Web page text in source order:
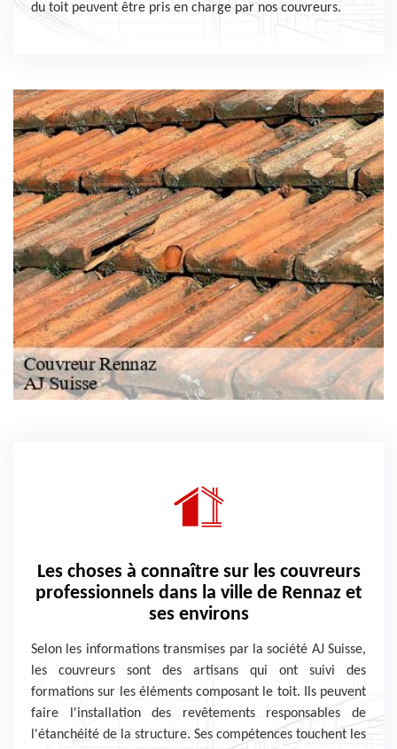
du toit peuvent être pris en charge par nos couvreurs.
Les choses à connaître sur les couvreurs
professionnels dans la ville de Rennaz et
ses environs
Selon les informations transmises par la société AJ Suisse,
les couvreurs sont des artisans qui ont suivi des
formations sur les éléments composant le toit. Ils peuvent
faire l'installation des revêtements responsables de
l'étanchéité de la structure. Ses compétences touchent les